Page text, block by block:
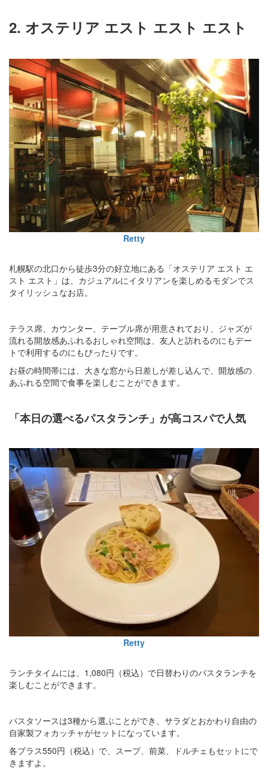
2. オステリア エスト エスト エスト
Retty
札幌駅の北口から徒歩3分の好立地にある「オステリア エスト エ
スト エスト」は、カジュアルにイタリアンを楽しめるモダンでス
タイリッシュなお店。
テラス席、カウンター、テーブル席が用意されており、ジャズが
流れる開放感あふれるおしゃれ空間は、友人と訪れるのにもデー
トで利用するのにもぴったりです。
お昼の時間帯には、大きな窓から日差しが差し込んで、開放感の
あふれる空間で食事を楽しむことができます。
「本日の選べるパスタランチ」が高コスパで人気
Retty
ランチタイムには、1,080円（税込）で日替わりのパスタランチを
楽しむことができます。
パスタソースは3種から選ぶことができ、サラダとおかわり自由の
自家製フォカッチャがセットになっています。
各プラス550円（税込）で、スープ、前菜、ドルチェもセットにで
きますよ。